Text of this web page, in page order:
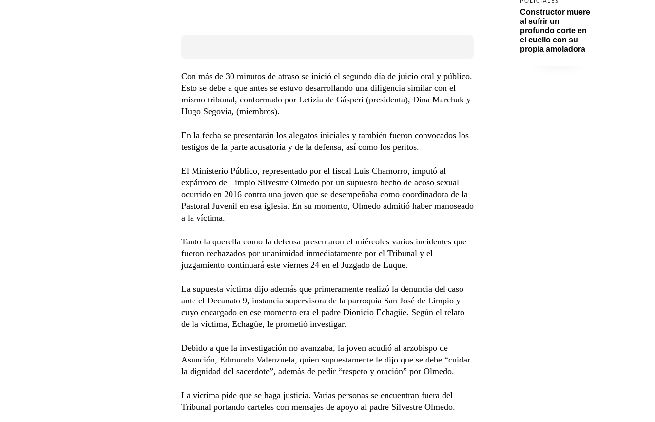
POLICIALES
Constructor muere
al sufrir un
profundo corte en
el cuello con su
propia amoladora
Con más de 30 minutos de atraso se inició el segundo día de juicio oral y público.
Esto se debe a que antes se estuvo desarrollando una diligencia similar con el
mismo tribunal, conformado por Letizia de Gásperi (presidenta), Dina Marchuk y
Hugo Segovia, (miembros).
En la fecha se presentarán los alegatos iniciales y también fueron convocados los
testigos de la parte acusatoria y de la defensa, así como los peritos.
El Ministerio Público, representado por el fiscal Luis Chamorro, imputó al
expárroco de Limpio Silvestre Olmedo por un supuesto hecho de acoso sexual
ocurrido en 2016 contra una joven que se desempeñaba como coordinadora de la
Pastoral Juvenil en esa iglesia. En su momento, Olmedo admitió haber manoseado
a la víctima.
Tanto la querella como la defensa presentaron el miércoles varios incidentes que
fueron rechazados por unanimidad inmediatamente por el Tribunal y el
juzgamiento continuará este viernes 24 en el Juzgado de Luque.
La supuesta víctima dijo además que primeramente realizó la denuncia del caso
ante el Decanato 9, instancia supervisora de la parroquia San José de Limpio y
cuyo encargado en ese momento era el padre Dionicio Echagüe. Según el relato
de la víctima, Echagüe, le prometió investigar.
Debido a que la investigación no avanzaba, la joven acudió al arzobispo de
Asunción, Edmundo Valenzuela, quien supuestamente le dijo que se debe “cuidar
la dignidad del sacerdote”, además de pedir “respeto y oración” por Olmedo.
La víctima pide que se haga justicia. Varias personas se encuentran fuera del
Tribunal portando carteles con mensajes de apoyo al padre Silvestre Olmedo.